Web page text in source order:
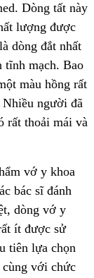
Dòng tất này
lượng được
dòng đắt nhất
tĩnh mạch. Bao
màu hồng rất
Nhiều người đã
rất thoải mái và
vớ y khoa
bác sĩ đánh
dòng vớ y
ít được sử
tiên lựa chọn
với chức